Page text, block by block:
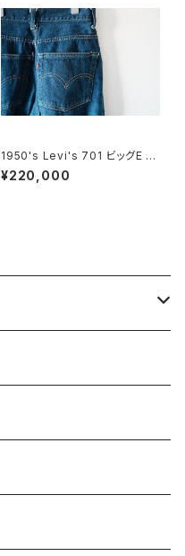
1950's Levi's 701 ビッグE 2
4×30
¥220,000